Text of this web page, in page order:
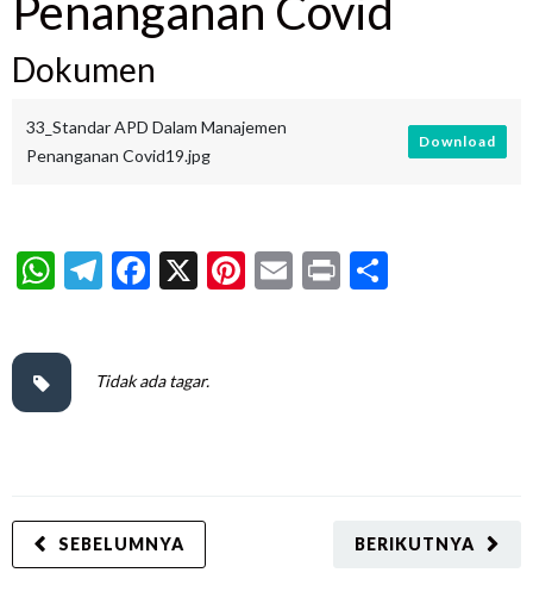
Penanganan Covid
Dokumen
33_Standar APD Dalam Manajemen
Penanganan Covid19.jpg
Download
WhatsApp
Telegram
Facebook
X Pinterest
Email
Print
Tidak ada tagar.
BERIKUTNYA
SEBELUMNYA